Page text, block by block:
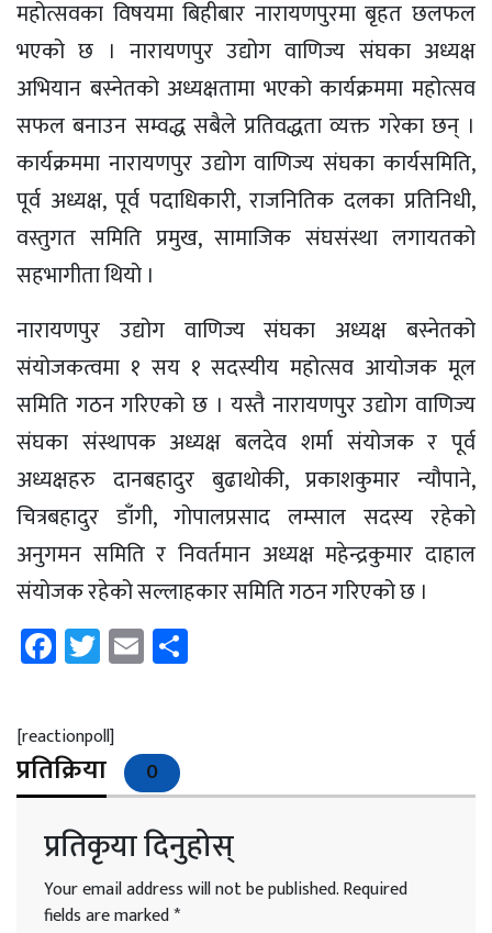
महोत्सवका विषयमा बिहीबार नारायणपुरमा बृहत छलफल
भएको छ । नारायणपुर उद्योग वाणिज्य संघका अध्यक्ष
अभियान बस्नेतको अध्यक्षतामा भएको कार्यक्रममा महोत्सव
सफल बनाउन सम्वद्ध सबैले प्रतिवद्धता व्यक्त गरेका छन् ।
कार्यक्रममा नारायणपुर उद्योग वाणिज्य संघका कार्यसमिति,
पूर्व अध्यक्ष, पूर्व पदाधिकारी, राजनितिक दलका प्रतिनिधी,
वस्तुगत समिति प्रमुख, सामाजिक संघसंस्था लगायतको
सहभागीता थियो ।
नारायणपुर उद्योग वाणिज्य संघका अध्यक्ष बस्नेतको
संयोजकत्वमा १ सय १ सदस्यीय महोत्सव आयोजक मूल
समिति गठन गरिएको छ । यस्तै नारायणपुर उद्योग वाणिज्य
संघका संस्थापक अध्यक्ष बलदेव शर्मा संयोजक र पूर्व
अध्यक्षहरु दानबहादुर बुढाथोकी, प्रकाशकुमार न्यौपाने,
चित्रबहादुर डाँगी, गोपालप्रसाद लम्साल सदस्य रहेको
अनुगमन समिति र निवर्तमान अध्यक्ष महेन्द्रकुमार दाहाल
संयोजक रहेको सल्लाहकार समिति गठन गरिएको छ ।
Facebook
Twitter
Email
[reactionpoll]
प्रतिक्रिया 0
प्रतिकृया दिनुहोस्
Your email address will not be published.Required
fields are marked*